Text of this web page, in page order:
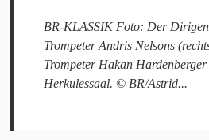
BR-KLASSIK Foto: Der
Trompeter Andris Nelsons
Trompeter Hakan Hardenberger
Herkulessaal. © BR/Astrid...